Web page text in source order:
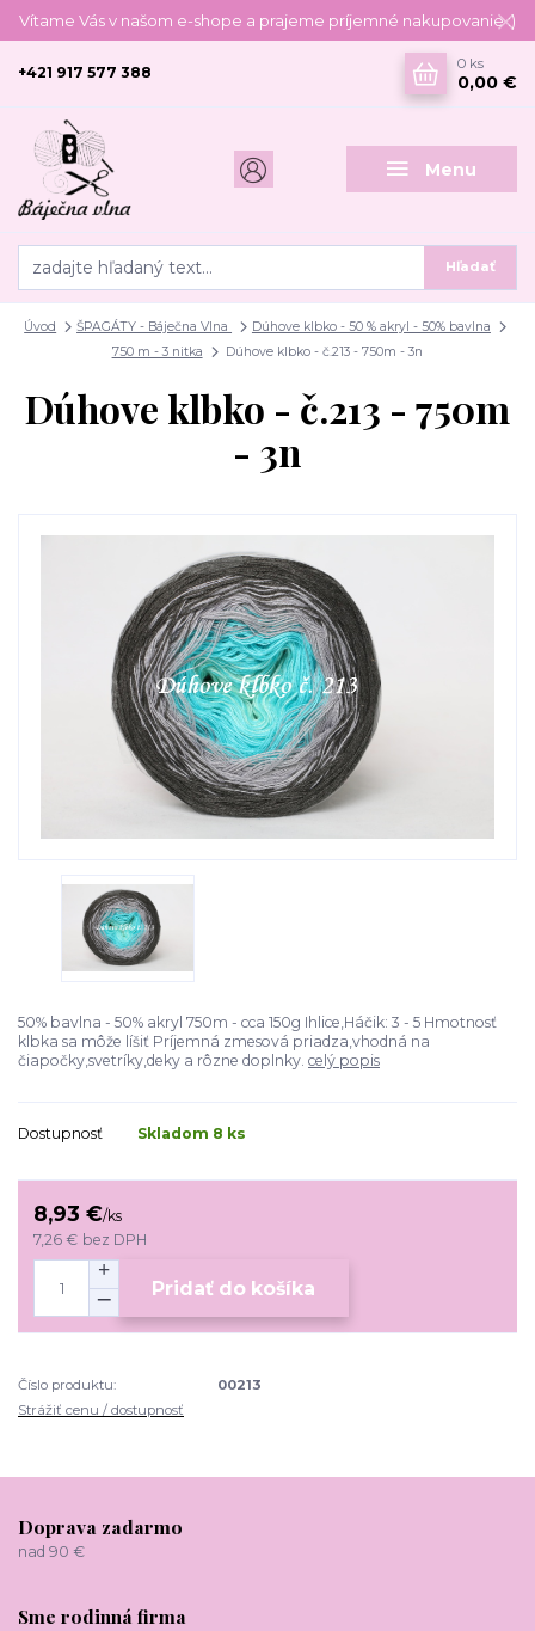
Vítame Vás v našom e-shope a prajeme príjemné nakupovanie :)
Menu
Hľadať
+421 917 577 388
0 ks
0,00 €
Úvod ŠPAGÁTY - Báječna Vlna
Dúhove klbko - 50 % akryl - 50% bavlna
750 m - 3 nitka
Dúhove klbko - č.213 - 750m - 3n
Dúhove klbko - č.213 - 750m
- 3n
50% bavlna - 50% akryl 750m - cca 150g Ihlice,Háčik: 3 - 5 Hmotnosť
klbka sa môže líšiť Príjemná zmesová priadza,vhodná na
čiapočky,svetríky,deky a rôzne doplnky. celý popis
Dostupnosť Skladom 8 ks
8,93 €/ks
7,26 € bez DPH
Pridať do košíka
Číslo produktu:
00213
Strážiť cenu / dostupnosť
Doprava zadarmo
nad 90 €
Sme rodinná firma